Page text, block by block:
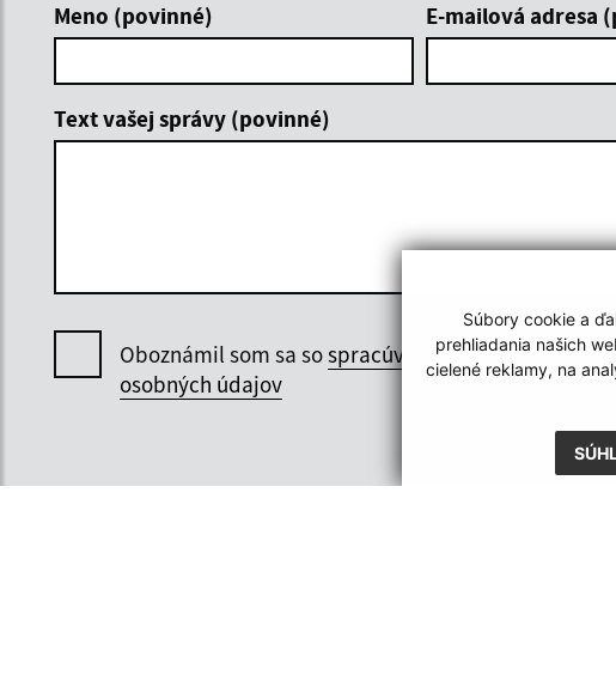
Súbory cookie a
prehliadania našich
cielené reklamy, na
Meno (povinné)
E-mailová adresa
Text vašej správy (povinné)
Oboznámil som sa sospracúvaním
osobných údajov